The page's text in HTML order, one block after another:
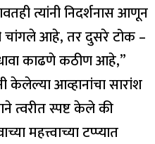
त्यांनी निदर्शनास आणून
चांगले आहे, तर दुसरे टोक –
काढणे कठीण आहे,”
केलेल्या आव्हानांचा सारांश
त्वरीत स्पष्ट केले की
महत्त्वाच्या टप्प्यात